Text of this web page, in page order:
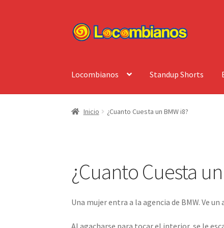
Ir
a
Ir
al
Locombianos Standup Shorts
Inicio ¿Cuanto Cuesta un BMW i8?
¿Cuanto Cuesta
Una mujer entra a la agencia de BMW. Ve